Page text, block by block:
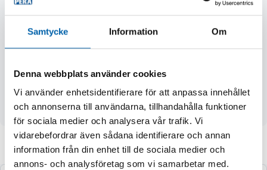
Samtycke Information Om
Denna webbplats använder cookies
Vi använder enhetsidentifierare för att anpassa innehållet
och annonserna till användarna, tillhandahålla funktioner
för sociala medier och analysera vår trafik. Vi
vidarebefordrar även sådana identifierare och annan
information från din enhet till de sociala medier och
annons- och analysföretag som vi samarbetar med.
- mycket böjlig kabel 25 m (XYMM 5 x 1,5 m)
plast
- två jordade Schuko-uttag skyddade mot vattenstänk
skyddslock
- trepolig säkring
- skyddsklass IP44
Andra köpte även